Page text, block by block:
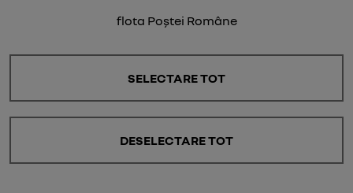
flota Poștei Române
SELECTARE TOT
DESELECTARE TOT